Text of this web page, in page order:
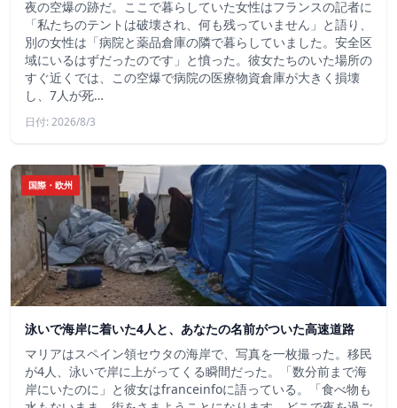
夜の空爆の跡だ。ここで暮らしていた女性はフランスの記者に
「私たちのテントは破壊され、何も残っていません」と語り、
別の女性は「病院と薬品倉庫の隣で暮らしていました。安全区
域にいるはずだったのです」と憤った。彼女たちのいた場所の
すぐ近くでは、この空爆で病院の医療物資倉庫が大きく損壊
し、7人が死…
日付: 2026/8/3
国際・欧州
泳いで海岸に着いた4人と、あなたの名前がついた高速道路
マリアはスペイン領セウタの海岸で、写真を一枚撮った。移民
が4人、泳いで岸に上がってくる瞬間だった。「数分前まで海
岸にいたのに」と彼女はfranceinfoに語っている。「食べ物も